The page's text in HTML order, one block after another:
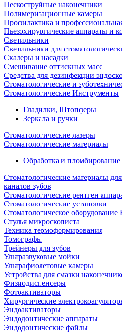
Пескоструйные наконечники
Полимеризационные камеры
Профилактика и
Пьезохирургические аппараты и
Светильники
Светильники для
Скалеры и насадки
Смешивание оттискных масс
Средства для дезинфекции
Стоматологические и
Стоматологические Инструменты
Гладилки, Штопферы
Зеркала и ручки
Стоматологические лазеры
Стоматологические материалы
Обработка и пломбирование
Стоматологические материалы
каналов зубов
Стоматологические рентген
Стоматологические установки
Стоматологическое оборудование
Стулья микроскописта
Техника термоформирования
Томографы
Трейнеры для зубов
Ультразвуковые мойки
Ультрафиолетовые камеры
Устройства для смазки
Физиодиспенсеры
Фотоактиваторы
Хирургические
Эндоактиваторы
Эндодонтические аппараты
Эндодонтические файлы